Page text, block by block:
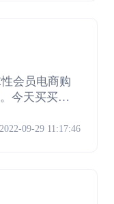
会员电商购
今天买买将
帮助全球消费
盖等多个维
2022-09-29 11:17:46